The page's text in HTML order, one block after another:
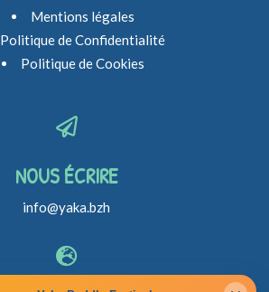
Mentions légales
Politique de Confidentialité
Politique de Cookies

NOUS ÉCRIRE
info@yaka.bzh
